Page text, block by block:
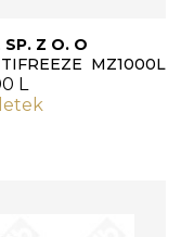
SP. Z O. O
MZ1000L
L